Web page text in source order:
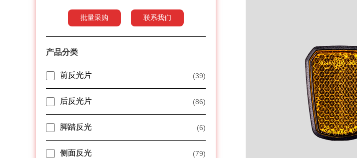
批量采购 联系我们
产品分类
前反光片 (39)
后反光片 (86)
脚踏反光 (6)
侧面反光 (79)